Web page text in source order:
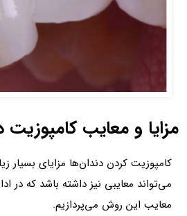
مزایا و معایب کامپوزیت
کامپوزیت کردن دندان‌ها مزایای بسیار
می‌تواند معایبی نیز داشته باشد که در
معایب این روش می‌پردازیم.